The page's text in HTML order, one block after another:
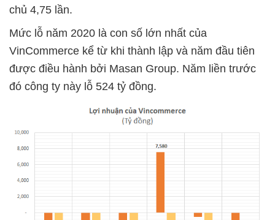
chủ 4,75 lần.
Mức lỗ năm 2020 là con số lớn nhất của
VinCommerce kể từ khi thành lập và năm đầu tiên
được điều hành bởi Masan Group. Năm liền trước
đó công ty này lỗ 524 tỷ đồng.